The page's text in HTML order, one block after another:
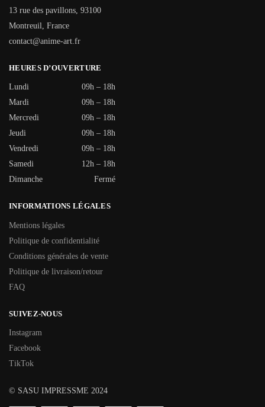
13 rue des pavillons, 93100
Montreuil, France
contact@anime-art.fr
HEURES D’OUVERTURE
Lundi
09h – 18h
Mardi
09h – 18h
Mercredi
09h – 18h
Jeudi
09h – 18h
Vendredi
09h – 18h
Samedi
12h – 18h
Dimanche
Fermé
INFORMATIONS LÉGALES
Mentions légales
Politique de confidentialité
Conditions générales de vente
Politique de livraison/retour
FAQ
SUIVEZ-NOUS
Instagram
Facebook
TikTok
© SASU IMPRESSME 2024